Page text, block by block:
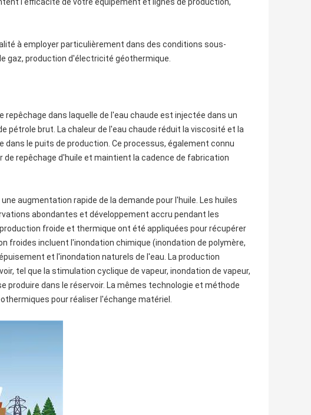
l'efficacité de votre équipement et lignes de production,
à employer particulièrement dans des conditions sous-
gaz, production d'électricité géothermique.
dans laquelle de l'eau chaude est injectée dans un
pétrole brut. La chaleur de l'eau chaude réduit la viscosité et la
le puits de production. Ce processus, également connu
repêchage d'huile et maintient la cadence de fabrication
augmentation rapide de la demande pour l'huile. Les huiles
abondantes et développement accru pendant les
froide et thermique ont été appliquées pour récupérer
froides incluent l'inondation chimique (inondation de polymère,
et l'inondation naturels de l'eau. La production
tel que la stimulation cyclique de vapeur, inondation de vapeur,
produire dans le réservoir. La mêmes technologie et méthode
pour réaliser l'échange matériel.